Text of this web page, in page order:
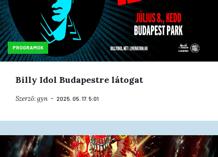
PROGRAMOK
Billy Idol Budapestre látogat
Szerző:gyn 2025. 05. 17. 5:01